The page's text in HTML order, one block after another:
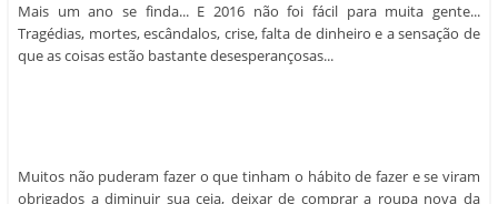
Mais um ano se finda... E 2016 não foi fácil para muita gente...
Tragédias, mortes, escândalos, crise, falta de dinheiro e a sensação de
que as coisas estão bastante desesperançosas...
Muitos não puderam fazer o que tinham o hábito de fazer e se viram
obrigados a diminuir sua ceia, deixar de comprar a roupa nova da